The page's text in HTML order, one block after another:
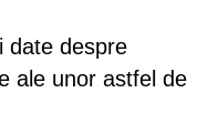
date despre
ale unor astfel de